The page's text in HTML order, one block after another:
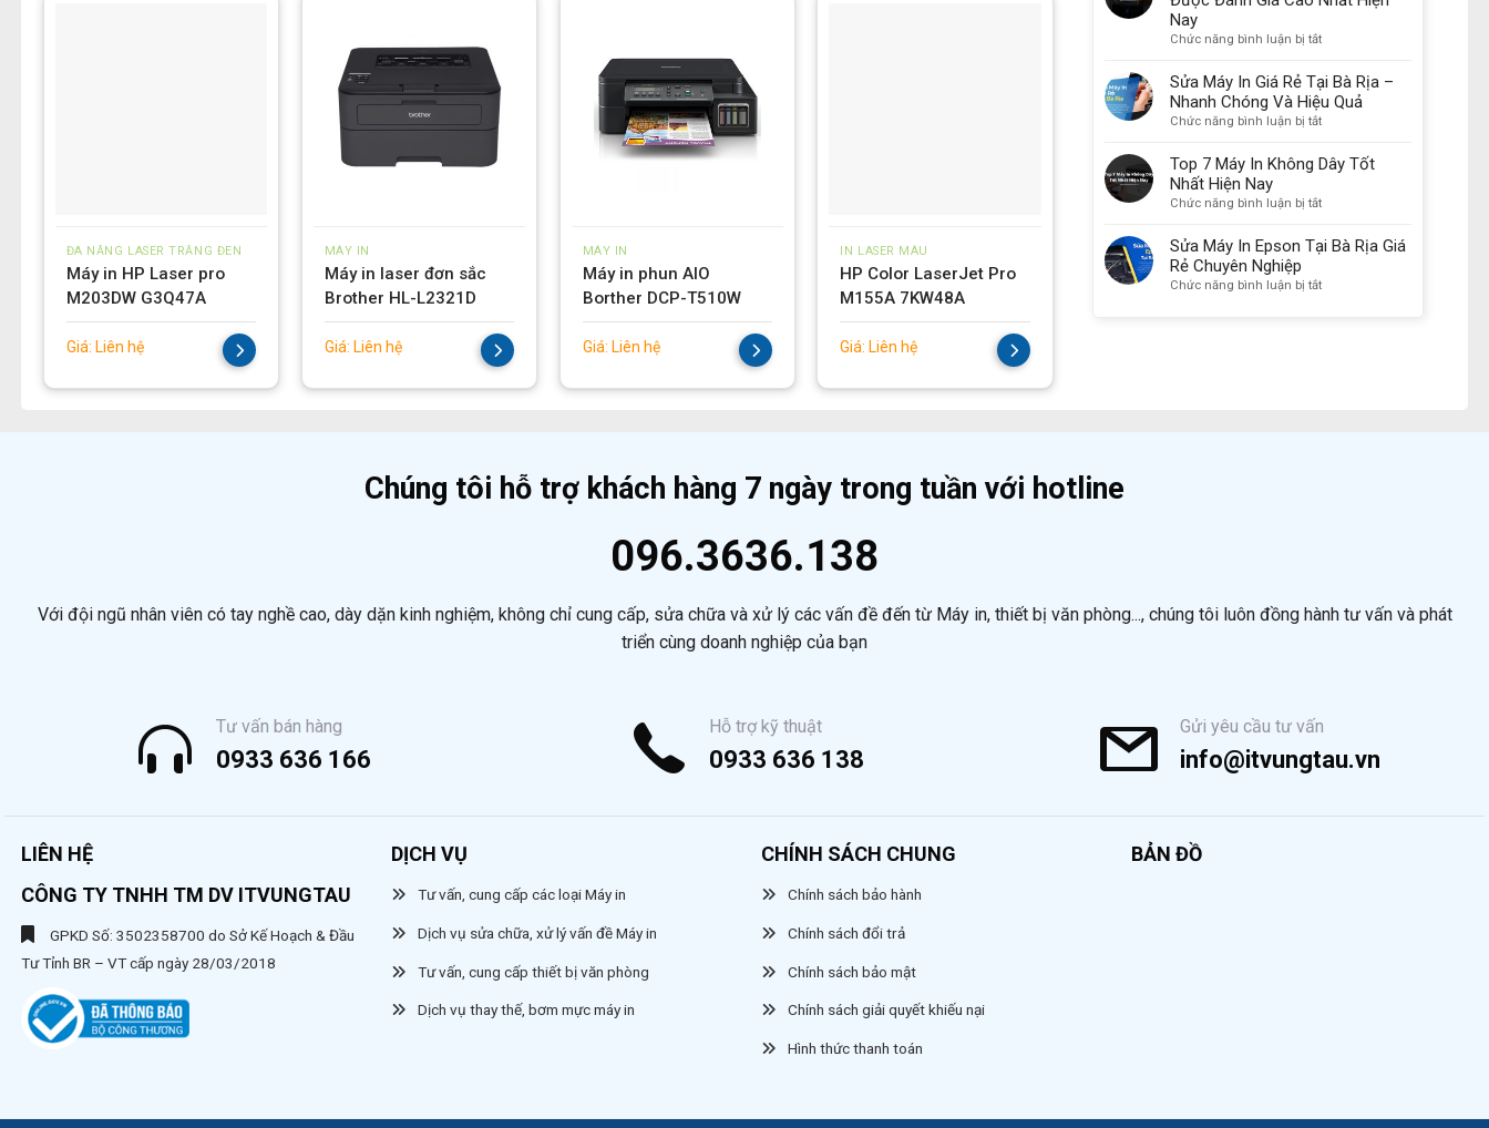
ĐA NĂNG LASER TRẮNG ĐEN
Máy in HP Laser pro
M203DW G3Q47A
Giá: Liên hệ
MÁY IN
Máy in laser đơn sắc
Brother HL-L2321D
Giá: Liên hệ
MÁY IN
Máy in phun AIO
Borther DCP-T510W
Giá: Liên hệ
IN LASER MÀU
HP Color LaserJet Pro
M155A 7KW48A
Giá: Liên hệ
MÁY IN
Máy in laserjet Canon
Phổ
Nhất
Nay
Những
Điều
Gì?
Nay
Chức năng bình luận bị tắtở
8
Máy
In
Lượng
Đánh
Cao
Hiện
Sửa Máy In Giá Rẻ Tại Bà Rịa –
Nhanh Chóng Và Hiệu Quả
Chức năng bình luận bị tắtở
Máy
Giá
Bà
–
Top 7 Máy In Không Dây Tốt
Nhất Hiện Nay
Chức năng bình luận bị tắtở
7
Máy
In
Sửa Máy In Epson Tại Bà Rịa Giá
Rẻ Chuyên Nghiệp
Chức năng bình luận bị tắtở
Chúng tôi hỗ trợ khách hàng 7 ngày trong tuần với hotline
096.3636.138
Với đội ngũ nhân viên có tay nghề cao, dày dặn kinh nghiệm, không chỉ cung cấp, sửa chữa và xử lý các vấn đề đến từ Máy in, thiết bị văn phòng..., chúng tôi luôn đồng hành tư vấn và phát
triển cùng doanh nghiệp của bạn
Tư vấn bán hàng
0933 636 166
Hỗ trợ kỹ thuật
0933 636 138
Gửi yêu cầu tư vấn
info@itvungtau.vn
LIÊN HỆ
CÔNG TY TNHH TM DV ITVUNGTAU
GPKD Số: 3502358700 do Sở Kế Hoạch & Đầu
Tư Tỉnh BR – VT cấp ngày 28/03/2018
DỊCH VỤ
Tư vấn, cung cấp các loại Máy in
Dịch vụ sửa chữa, xử lý vấn đề Máy in
Tư vấn, cung cấp thiết bị văn phòng
Dịch vụ thay thế, bơm mực máy in
CHÍNH SÁCH CHUNG
Chính sách bảo hành
Chính sách đổi trả
Chính sách bảo mật
Chính sách giải quyết khiếu nại
Hình thức thanh toán
BẢN ĐỒ